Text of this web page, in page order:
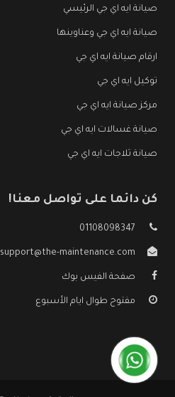
صيانة ايه اي جي الرئيسي
صيانة ايه اي جي وعناوينها
ارقام صيانة ايه اي جي
توكيل ايه اي جي
مركز صيانة ايه اي جي
صيانة غسالات ايه اي جي
صيانة ثلاجات ايه اي جي
كن دائما على تواصل معنا!
01108098347
support@the-maintenance.com
صفحة الفيس بوك
مفتوح طوال ايام الأسبوع